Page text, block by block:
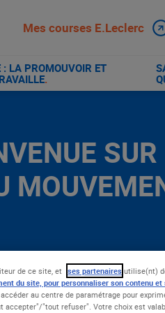
Mes courses E.Leclerc
LA PROMOUVOIR ET
.
de ce site, et ses partenaires utilise(nt)
du site, pour personnaliser son contenu
accéder au centre de paramétrage pour
accepter"/"tout refuser". Votre choix est